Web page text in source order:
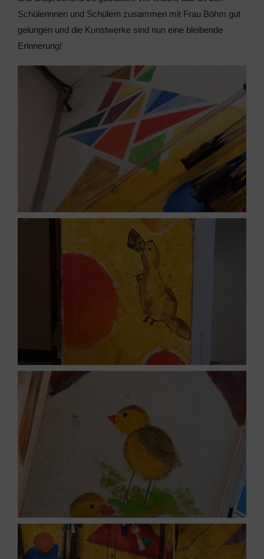
Schülerinnen und Schülern zusammen mit Frau Böhm gut
gelungen und die Kunstwerke sind nun eine bleibende
Erinnerung!